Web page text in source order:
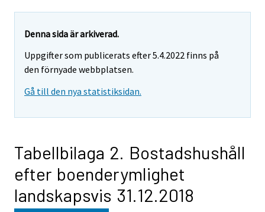
Denna sida är arkiverad.
Uppgifter som publicerats efter 5.4.2022 finns på
den förnyade webbplatsen.
Gå till den nya statistiksidan.
Tabellbilaga 2. Bostadshushåll
efter boenderymlighet
landskapsvis 31.12.2018